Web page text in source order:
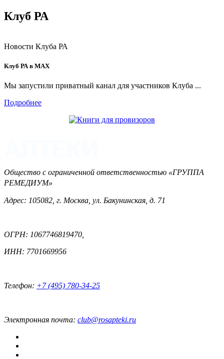
Клуб РА
Новости Клуба РА
Клуб РА в MAX
Мы запустили приватный канал для участников Клуба ...
Подробнее
Общество с ограниченной ответственностью «ГРУППА
РЕМЕДИУМ»
Адрес: 105082, г. Москва, ул. Бакунинская, д. 71
ОГРН: 1067746819470,
ИНН: 7701669956
Телефон: +7 (495) 780-34-25
Электронная почта: club@rosapteki.ru